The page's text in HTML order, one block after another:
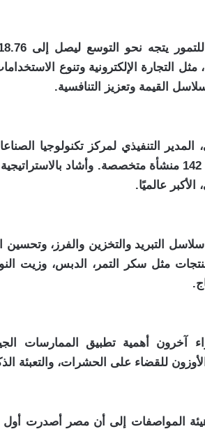
مثل التجارة الإلكترونية وتنوع
القيمة وتعزيز التنافسية.
مليون طن إنتاجًا سنويًا وتضم 142 منشأة متخصصة.
عالميًا.
التبريد والتخزين والفرز، وتحسين
مثل سكر التمر، الدبس، وزيت
آخرون أهمية تطبيق الممارسات
للقضاء على الحشرات، والتعبئة
المواصفات إلى أن مصر أصدرت أول